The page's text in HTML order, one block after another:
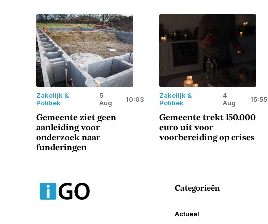
Zakelijk &
Politiek
5
Aug
10:03
Gemeente ziet geen
aanleiding voor
onderzoek naar
funderingen
Zakelijk &
Politiek
4
Aug
15:55
Gemeente trekt 150.000
euro uit voor
voorbereiding op crises
Categorieën
Actueel